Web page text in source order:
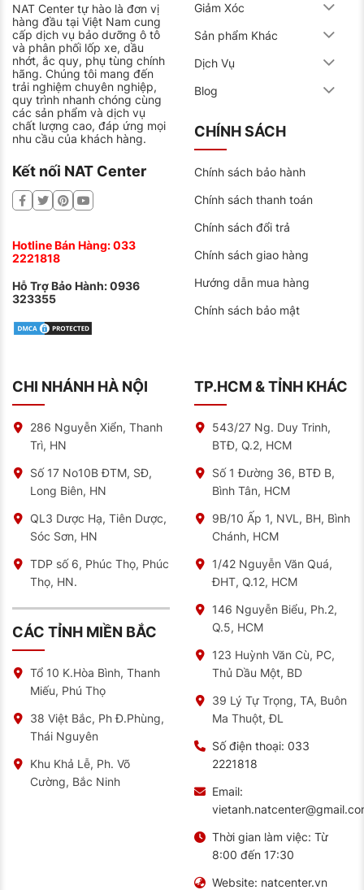
NAT Center tự hào là đơn vị
hàng đầu tại Việt Nam cung
cấp dịch vụ bảo dưỡng ô tô
và phân phối lốp xe, dầu
nhớt, ắc quy, phụ tùng chính
hãng. Chúng tôi mang đến
trải nghiệm chuyên nghiệp,
quy trình nhanh chóng cùng
các sản phẩm và dịch vụ
chất lượng cao, đáp ứng mọi
nhu cầu của khách hàng.
Kết nối NAT Center
Hotline Bán Hàng:033
2221818
Hỗ Trợ Bảo Hành:0936
323355
Giảm Xóc
Sản phẩm Khác
Dịch Vụ
Blog
CHÍNH SÁCH
Chính sách bảo hành
Chính sách thanh toán
Chính sách đổi trả
Chính sách giao hàng
Hướng dẫn mua hàng
Chính sách bảo mật
CHI NHÁNH HÀ NỘI
286 Nguyễn Xiển, Thanh
Trì, HN
Số 17 No10B ĐTM, SĐ,
Long Biên, HN
QL3 Dược Hạ, Tiên Dược,
Sóc Sơn, HN
TDP số 6, Phúc Thọ, Phúc
Thọ, HN.
CÁC TỈNH MIỀN BẮC
Tổ 10 K.Hòa Bình, Thanh
Miếu, Phú Thọ
38 Việt Bắc, Ph Đ.Phùng,
Thái Nguyên
Khu Khả Lễ, Ph. Võ
Cường, Bắc Ninh
TP.HCM & TỈNH KHÁC
543/27 Ng. Duy Trinh,
BTĐ, Q.2, HCM
Số 1 Đường 36, BTĐ B,
Bình Tân, HCM
9B/10 Ấp 1, NVL, BH, Bình
Chánh, HCM
1/42 Nguyễn Văn Quá,
ĐHT, Q.12, HCM
146 Nguyễn Biểu, Ph.2,
Q.5, HCM
123 Huỳnh Văn Cù, PC,
Thủ Dầu Một, BD
39 Lý Tự Trọng, TA, Buôn
Ma Thuột, ĐL
Số điện thoại: 033
2221818
Email:
Thời gian làm việc: Từ
8:00 đến 17:30
Website: natcenter.vn